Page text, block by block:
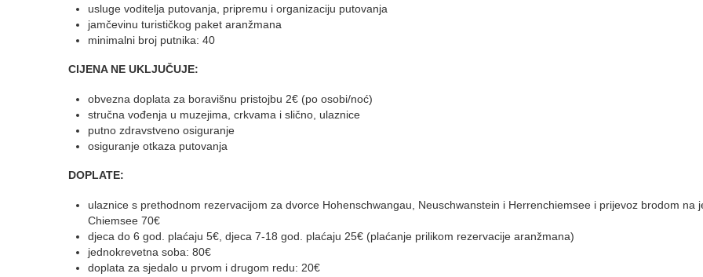
usluge voditelja putovanja, pripremu i organizaciju putovanja
jamčevinu turističkog paket aranžmana
minimalni broj putnika: 40
CIJENA NE UKLJUČUJE:
obvezna doplata za boravišnu pristojbu 2€ (po osobi/noć)
stručna vođenja u muzejima, crkvama i slično, ulaznice
putno zdravstveno osiguranje
osiguranje otkaza putovanja
DOPLATE:
ulaznice s prethodnom rezervacijom za dvorce Hohenschwangau, Neuschwanstein i Herrenchiemsee i prijevoz brodom na
Chiemsee 70€
djeca do 6 god. plaćaju 5€, djeca 7-18 god. plaćaju 25€ (plaćanje prilikom rezervacije aranžmana)
jednokrevetna soba: 80€
doplata za sjedalo u prvom i drugom redu: 20€